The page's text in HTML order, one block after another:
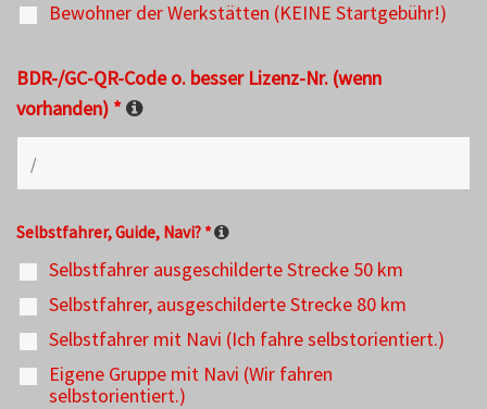
Bewohner der Werkstätten (KEINE Startgebühr!)
BDR-/GC-QR-Code o. besser Lizenz-Nr. (wenn
vorhanden) *
Selbstfahrer, Guide, Navi? *
Selbstfahrer ausgeschilderte Strecke 50 km
Selbstfahrer, ausgeschilderte Strecke 80 km
Selbstfahrer mit Navi (Ich fahre selbstorientiert.)
Eigene Gruppe mit Navi (Wir fahren
selbstorientiert.)